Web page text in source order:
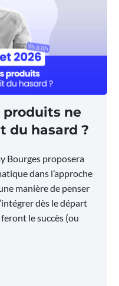
produits ne
du hasard ?
Bourges proposera
dans l’approche
manière de penser
dès le départ
le succès (ou